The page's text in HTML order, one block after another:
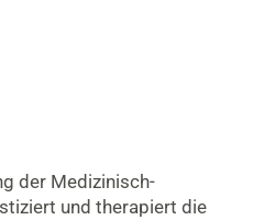
der Medizinisch-
und therapiert die